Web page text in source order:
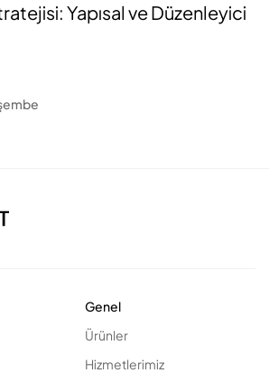
Yapısal ve Düzenleyici
Genel
Ürünler
Hizmetlerimiz